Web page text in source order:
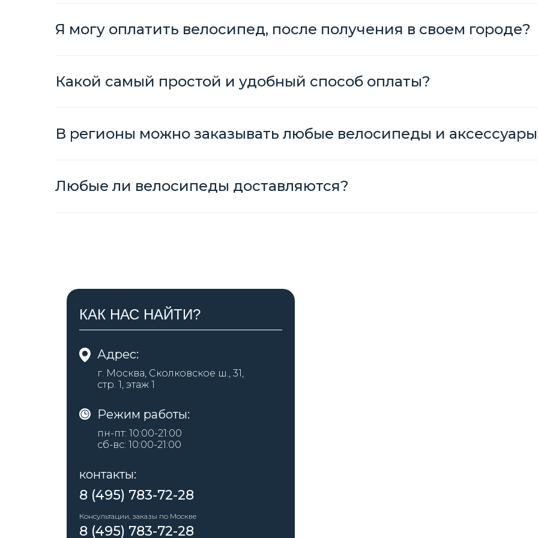
Я могу оплатить велосипед, после получения в своем городе?
Какой самый простой и удобный способ оплаты?
В регионы можно заказывать любые велосипеды и
Любые ли велосипеды доставляются?
КАК НАС НАЙТИ?
Адрес:
г. Москва, Сколковское ш., 31,
стр. 1, этаж 1
Консультации, заказы по Москве
Режим работы:
пн-пт: 10:00-21:00
сб-вс: 10:00-21:00
контакты:
8 (495) 783-72-28
8 (495) 783-72-28